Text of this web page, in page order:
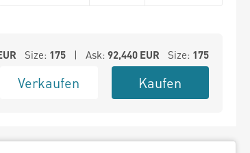
Size: 175| Ask: 92,440EUR Size: 175
Verkaufen Kaufen